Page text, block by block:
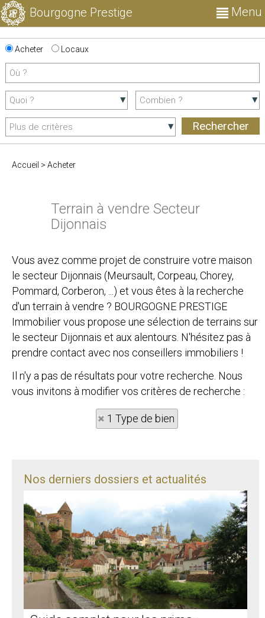
Bourgogne Prestige Menu
Acheter Locaux
Accueil > Acheter
Terrain à vendre Secteur
Dijonnais
Vous avez comme projet de construire votre maison
le secteur Dijonnais (Meursault, Corpeau, Chorey,
Pommard, Corberon, ...) et vous êtes à la recherche
d'un terrain à vendre ? BOURGOGNE PRESTIGE
Immobilier vous propose une sélection de terrains sur
le secteur Dijonnais et aux alentours. N'hésitez pas à
prendre contact avec nos conseillers immobiliers !
Il n'y a pas de résultats pour votre recherche. Nous
vous invitons à modifier vos critères de recherche :
1 Type de bien
Nos derniers dossiers et actualités